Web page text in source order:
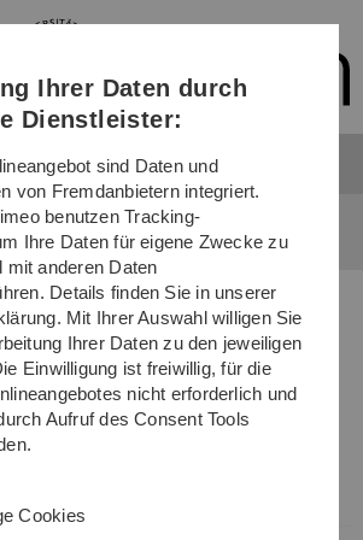
Direkt
Direkt
Direkt
(Sprache,
Drucken,
Media)
Direkt
Direkt
... Angewandte Stochastik
Ihrer Daten durch
Dienstleister:
sind Daten und
von Fremdanbietern integriert.
benutzen Tracking-
Ihre Daten für eigene Zwecke zu
mit anderen Daten
Details finden Sie in unserer
Mit Ihrer Auswahl willigen Sie
Ihrer Daten zu den jeweiligen
Einwilligung ist freiwillig, für die
nicht erforderlich und
Aufruf des Consent Tools
Cookies